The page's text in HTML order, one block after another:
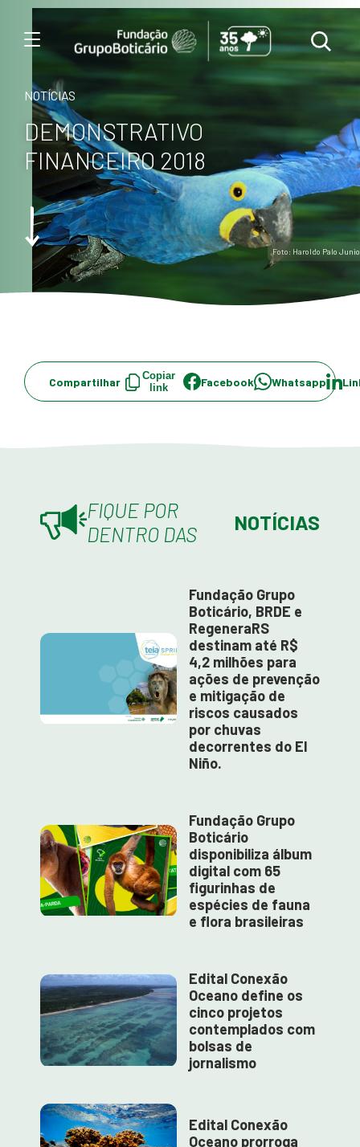
Menu
Foto: Haroldo Palo
NOTÍCIAS
DEMONSTRATIVO
FINANCEIRO 2018
Compartilhar
Copiar
link
Facebook Whatsapp
FIQUE POR
DENTRO DAS
NOTÍCIAS
Fundação Grupo
Boticário, BRDE e
RegeneraRS
destinam até R$
4,2 milhões para
ações de prevenção
e mitigação de
riscos causados
por chuvas
decorrentes do El
Niño.
Fundação Grupo
Boticário
disponibiliza álbum
digital com 65
figurinhas de
espécies de fauna
e flora brasileiras
Edital Conexão
Oceano define os
cinco projetos
contemplados com
bolsas de
jornalismo
Edital Conexão
Oceano prorroga